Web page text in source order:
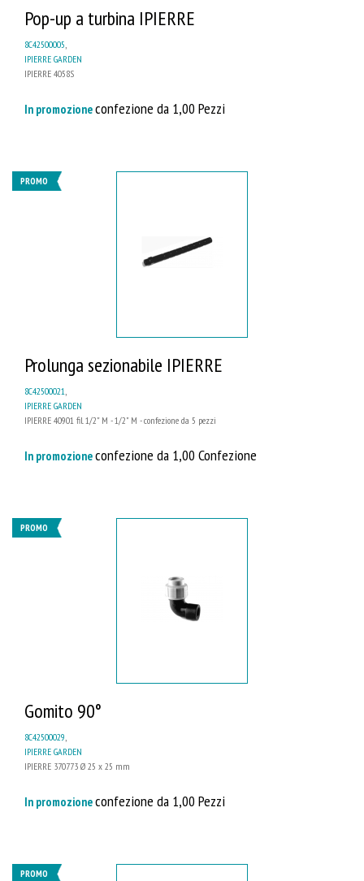
Pop-up a turbina IPIERRE
8C42500005,
IPIERRE GARDEN
IPIERRE 4058S
In promozioneconfezione da 1,00 Pezzi
PROMO
Prolunga sezionabile IPIERRE
8C42500021
IPIERRE GARDEN
IPIERRE 40901 fil. 1/2" M - 1/2" M - confezione da 5 pezzi
In promozioneconfezione da 1,00 Confezione
PROMO
Gomito 90°
8C42500029,
IPIERRE GARDEN
IPIERRE 370773 Ø 25 x 25 mm
In promozioneconfezione da 1,00 Pezzi
PROMO